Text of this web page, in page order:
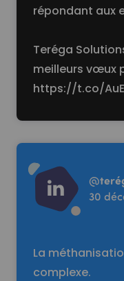
répondant aux
Teréga
meilleurs vœux
https://t.co/
Read more
@
30
La
complexe.